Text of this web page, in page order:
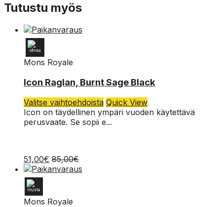
Tutustu myös
Mons Royale
Icon Raglan, Burnt Sage Black
Valitse vaihtoehdoista Tällä
tuotteella
Quick View
Icon on täydellinen ympäri vuoden käytettävä
perusvaate. Se sopii e...
51,00€ 85,00€
Mons Royale